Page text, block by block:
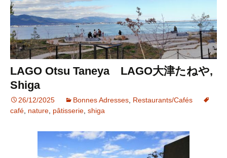
LAGO Otsu Taneya LAGO大津たねや,
Shiga
26/12/2025 Bonnes Adresses Restaurants/Cafés
café nature pâtisserie shiga